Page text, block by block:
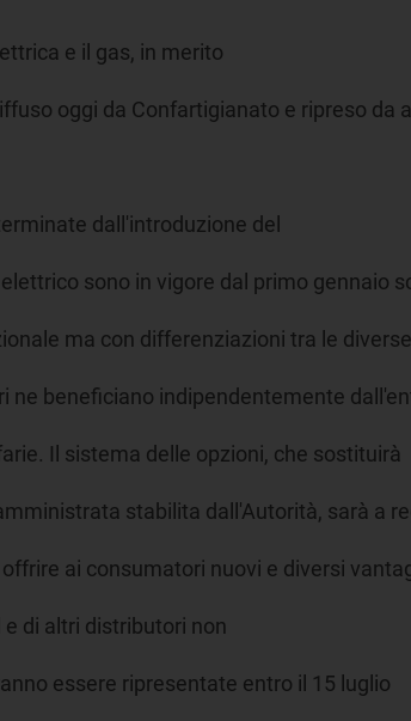
e il gas, in merito
oggi da Confartigianato e ripreso da
dall'introduzione del
sono in vigore dal primo gennaio
ma con differenziazioni tra le
ne beneficiano indipendentemente
Il sistema delle opzioni, che sostituirà
stabilita dall'Autorità, sarà a
ai consumatori nuovi e diversi
e di altri distributori non
essere ripresentate entro il 15 luglio